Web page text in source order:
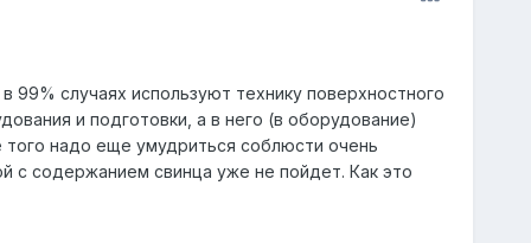
случаях используют технику поверхностного
и подготовки, а в него (в оборудование)
надо еще умудриться соблюсти очень
с содержанием свинца уже не пойдет. Как это